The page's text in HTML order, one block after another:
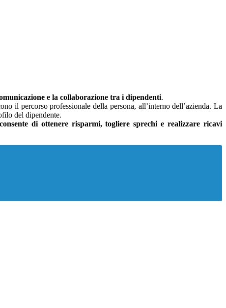
e la collaborazione tra i dipendenti.
il percorso professionale della persona, all’interno dell’azienda. La
del dipendente.
di ottenere risparmi, togliere sprechi e realizzare ricavi